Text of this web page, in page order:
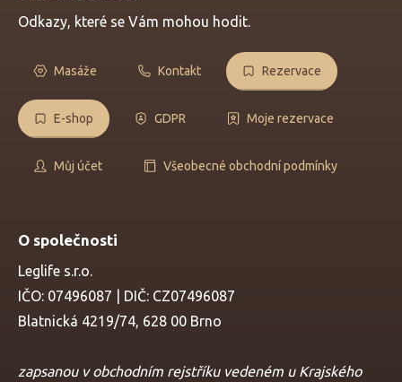
Odkazy, které se Vám mohou hodit.
Masáže Kontakt Rezervace
E-shop GDPR Moje rezervace
Můj účet Všeobecné obchodní podmínky
O společnosti
Leglife s.r.o.
IČO: 07496087 | DIČ: CZ07496087
Blatnická 4219/74, 628 00 Brno
zapsanou v obchodním rejstříku vedeném u Krajského